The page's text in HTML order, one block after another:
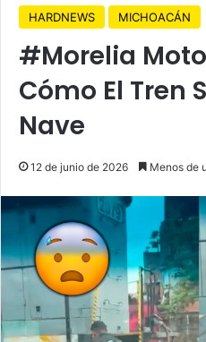
HARDNEWS MICHOACÁN
#Morelia
Cómo El Tren
Nave
12 de junio de 2026 Menos de